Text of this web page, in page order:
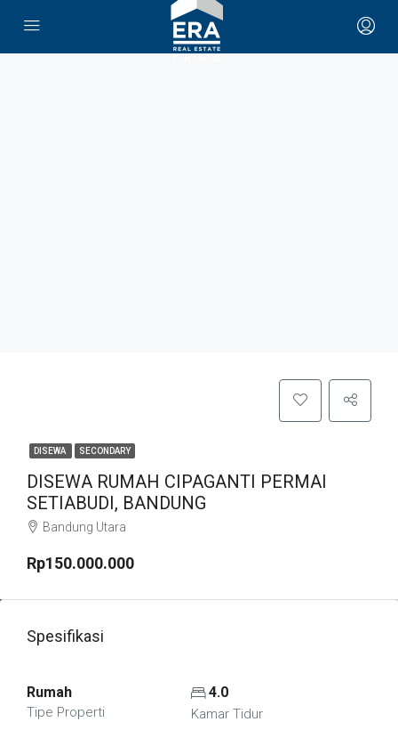
DISEWA SECONDARY
DISEWA RUMAH CIPAGANTI PERMAI
SETIABUDI, BANDUNG
Bandung Utara
Rp150.000.000
Spesifikasi
Rumah
Tipe Properti
4.0
Kamar Tidur